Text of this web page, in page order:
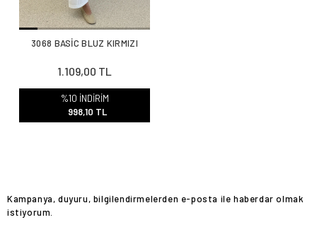
3068 BASİC BLUZ KIRMIZI
1.109,00 TL
%10 İNDİRİM
998,10 TL
Kampanya, duyuru, bilgilendirmelerden e-posta ile haberdar olmak
istiyorum.